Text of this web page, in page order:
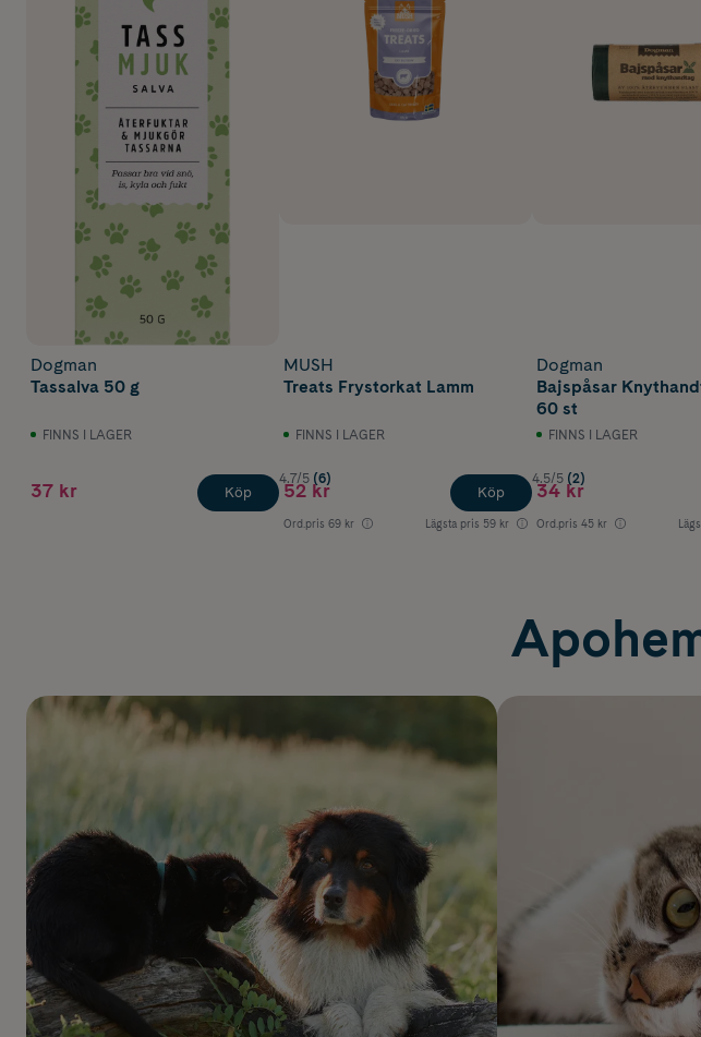
Dogman
Tassalva 50 g
FINNS I LAGER
37 kr Köp
MUSH
Treats Frystorkat Lamm
FINNS I LAGER
4.7/5 (6)
52 kr
Ord.pris 69 kr Lägsta pris 59 kr
Köp
Dogman
Bajspåsar
60 st
FINNS I LAGER
4.5/5 (2)
34 kr
Ord.pris 45 kr